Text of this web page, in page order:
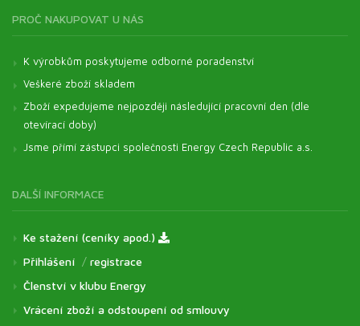
PROČ NAKUPOVAT U NÁS
K výrobkům poskytujeme odborné poradenství
Veškeré zboží skladem
Zboží expedujeme nejpozději následující pracovní den (dle
otevírací doby)
Jsme přímí zástupci společnosti Energy Czech Republic a.s.
DALŠÍ INFORMACE
Ke stažení (ceníky apod.)
Přihlášení / registrace
Členství v klubu Energy
Vrácení zboží a odstoupení od smlouvy